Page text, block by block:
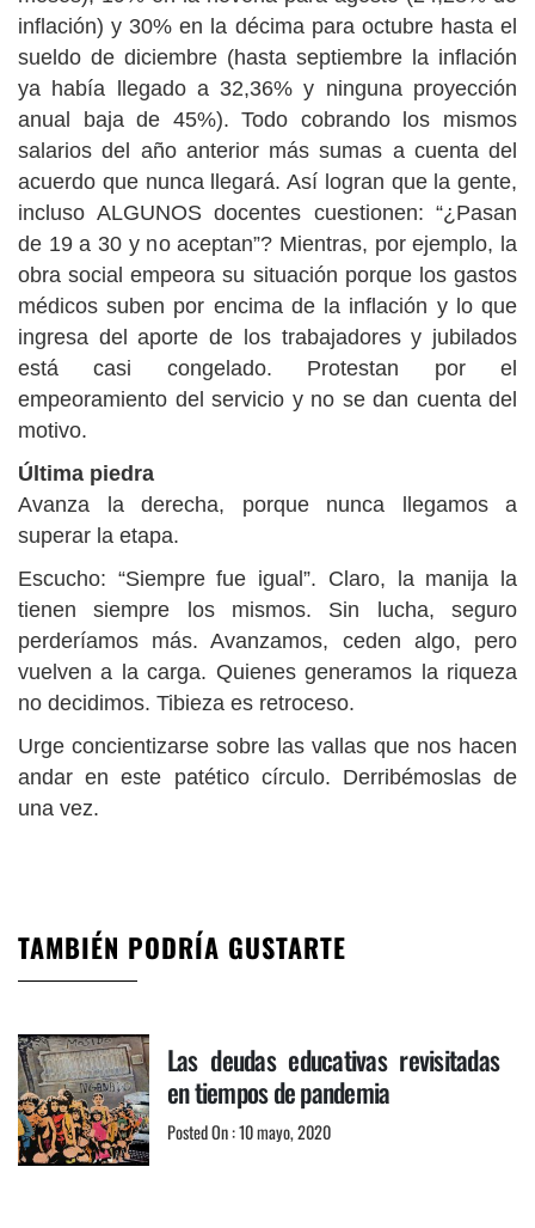
inflación) y 30% en la décima para octubre hasta el
sueldo de diciembre (hasta septiembre la inflación
ya había llegado a 32,36% y ninguna proyección
anual baja de 45%). Todo cobrando los mismos
salarios del año anterior más sumas a cuenta del
acuerdo que nunca llegará. Así logran que la gente,
incluso ALGUNOS docentes cuestionen: “¿Pasan
de 19 a 30 y no aceptan”? Mientras, por ejemplo, la
obra social empeora su situación porque los gastos
médicos suben por encima de la inflación y lo que
ingresa del aporte de los trabajadores y jubilados
está casi congelado. Protestan por el
empeoramiento del servicio y no se dan cuenta del
motivo.
Última piedra
Avanza la derecha, porque nunca llegamos a
superar la etapa.
Escucho: “Siempre fue igual”. Claro, la manija la
tienen siempre los mismos. Sin lucha, seguro
perderíamos más. Avanzamos, ceden algo, pero
vuelven a la carga. Quienes generamos la riqueza
no decidimos. Tibieza es retroceso.
Urge concientizarse sobre las vallas que nos hacen
andar en este patético círculo. Derribémoslas de
una vez.
TAMBIÉN PODRÍA GUSTARTE
Las deudas educativas revisitadas
en tiempos de pandemia
Posted On : 10 mayo, 2020